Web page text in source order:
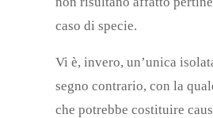
caso di specie.
Vi è, invero, un’unica
segno contrario, con la
che potrebbe costituire